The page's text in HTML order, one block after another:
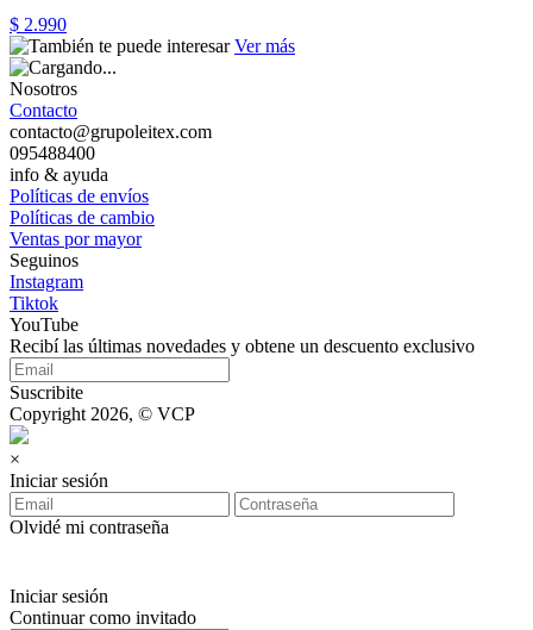
$ 2.990
Ver más
Nosotros
Contacto
contacto@grupoleitex.com
095488400
info & ayuda
Políticas de envíos
Políticas de cambio
Ventas por mayor
Seguinos
Instagram
Tiktok
YouTube
Recibí las últimas novedades y obtene un descuento exclusivo
Suscribite
Copyright 2026, © VCP
×
Iniciar sesión
Olvidé mi contraseña
Iniciar sesión
Continuar como invitado